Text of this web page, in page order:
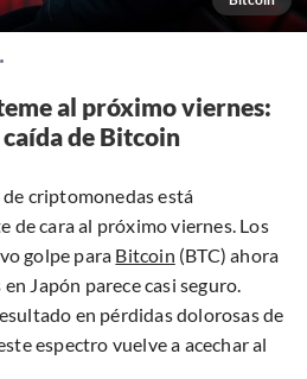
al próximo viernes:
caída de Bitcoin
criptomonedas está
de cara al próximo viernes. Los
golpe para Bitcoin (BTC) ahora
Japón parece casi seguro.
en pérdidas dolorosas de
espectro vuelve a acechar al